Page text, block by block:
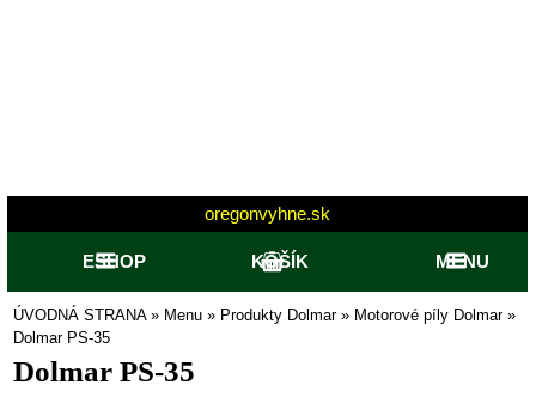
oregonvyhne.sk
ESHOP KOŠÍK MENU
ÚVODNÁ STRANA» Menu » Produkty Dolmar» Motorové píly Dolmar»
Dolmar PS-35
Dolmar PS-35